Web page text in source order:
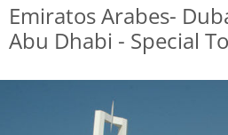
Emiratos Arabes-
Abu Dhabi - Special